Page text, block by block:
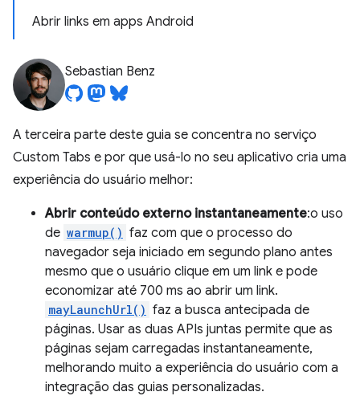
Abrir links em apps Android
Sebastian Benz
A terceira parte deste guia se concentra no serviço
Custom Tabs e por que usá-lo no seu aplicativo cria uma
experiência do usuário melhor:
Abrir conteúdo externo instantaneamente:o uso
de warmup() faz com que o processo do
navegador seja iniciado em segundo plano antes
mesmo que o usuário clique em um link e pode
economizar até 700 ms ao abrir um link.
mayLaunchUrl() faz a busca antecipada de
páginas. Usar as duas APIs juntas permite que as
páginas sejam carregadas instantaneamente,
melhorando muito a experiência do usuário com a
integração das guias personalizadas.